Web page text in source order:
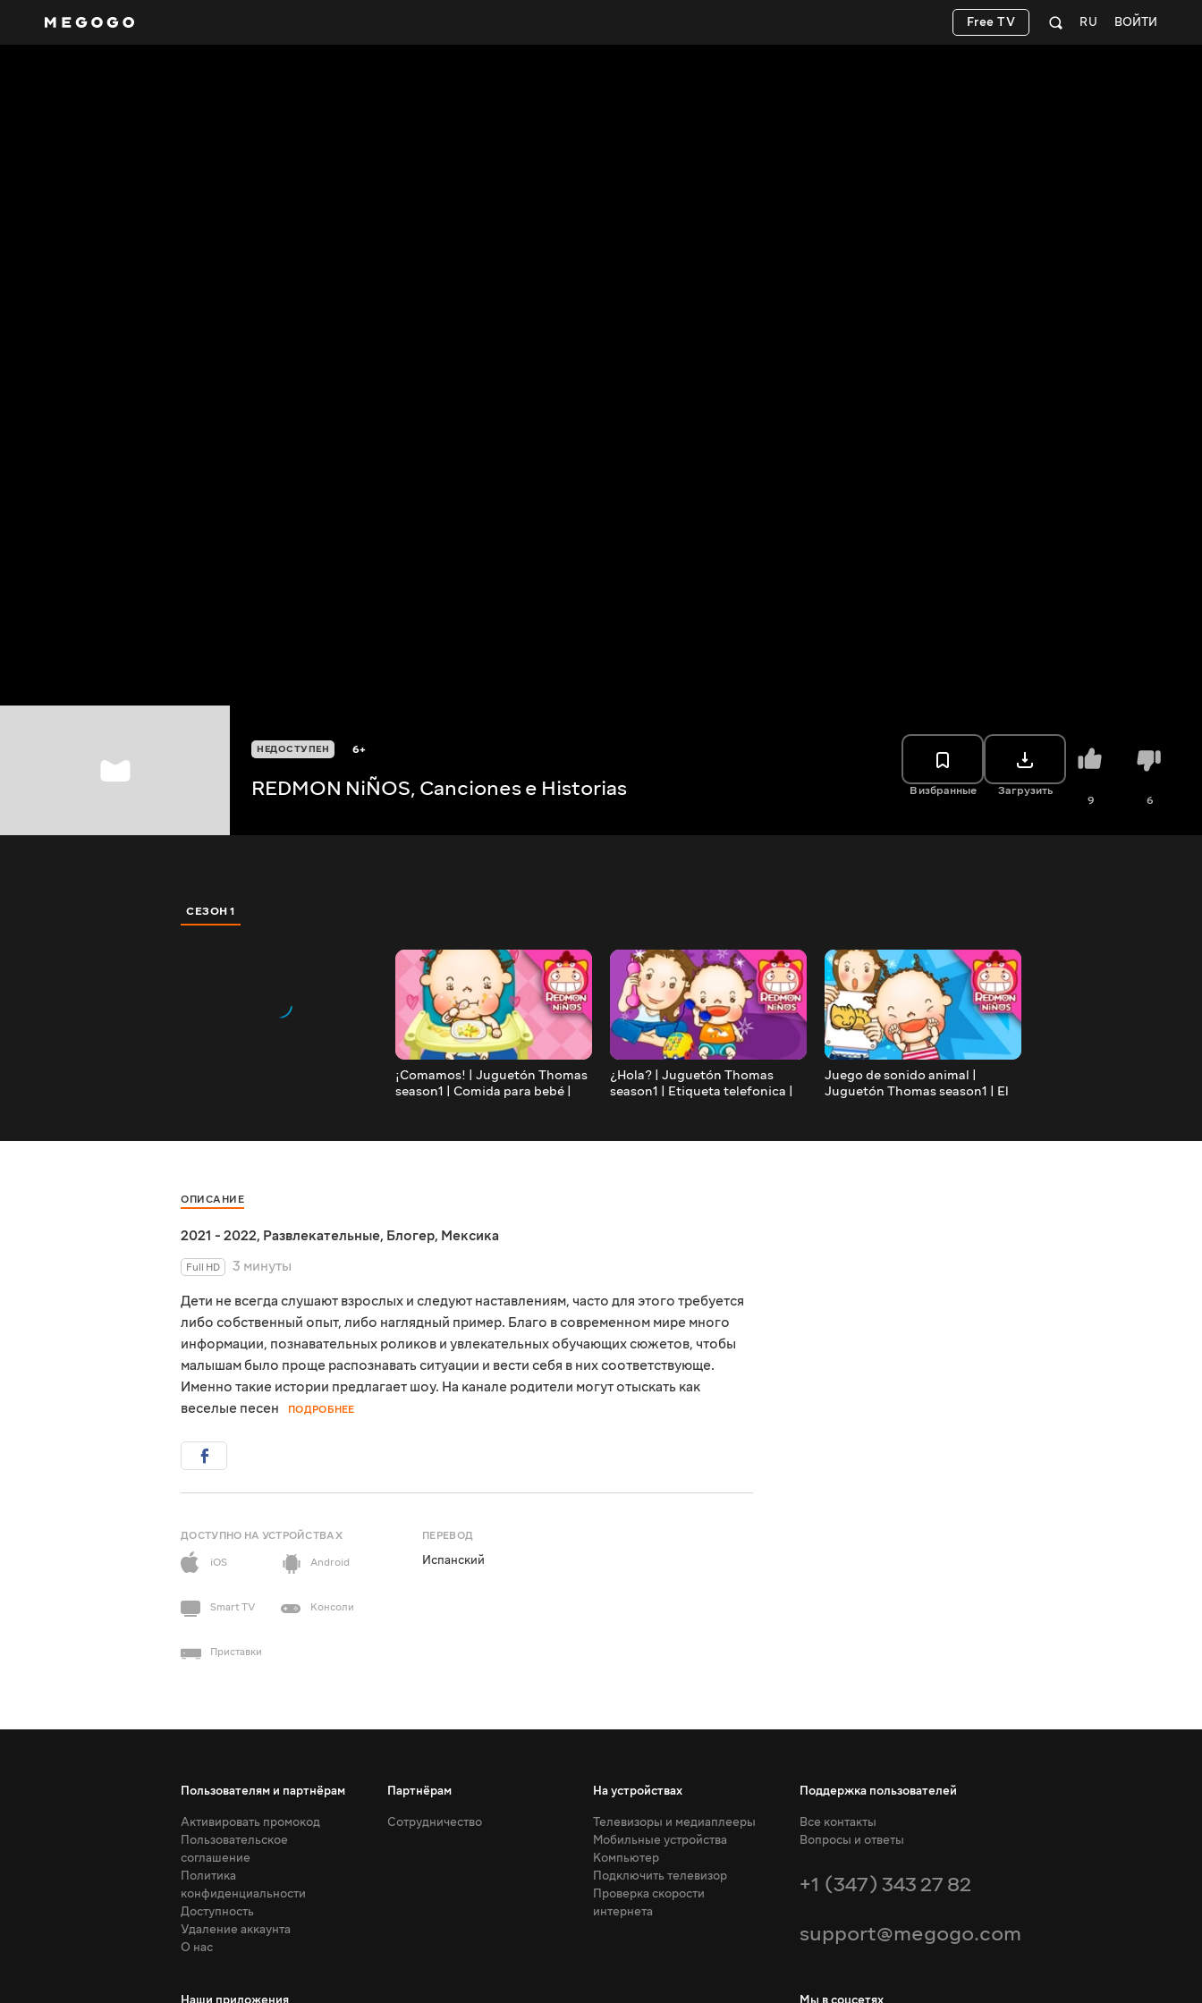
ВОЙТИ
RU
Free TV
НЕДОСТУПЕН 6+
REDMON NiÑOS, Canciones e Historias В избранные Загрузить
9 6
СЕЗОН 1
¡Comamos! | Juguetón Thomas
season1 | Comida para bebé |
¿Hola? | Juguetón Thomas
season1 | Etiqueta telefonica |
Juego de sonido animal |
Juguetón Thomas season1 | El
ОПИСАНИЕ
2021 - 2022, Развлекательные, Блогер, Мексика
Full HD
3 минуты
Дети не всегда слушают взрослых и следуют наставлениям, часто для этого требуется
либо собственный опыт, либо наглядный пример. Благо в современном мире много
информации, познавательных роликов и увлекательных обучающих сюжетов, чтобы
малышам было проще распознавать ситуации и вести себя в них соответствующе.
Именно такие истории предлагает шоу. На канале родители могут отыскать как
веселые песен
ПОДРОБНЕЕ
ДОСТУПНО НА УСТРОЙСТВАХ
iOS
Android
Smart TV Консоли
Приставки
ПЕРЕВОД
Испанский
Пользователям и партнёрам
Активировать промокод
Пользовательское
соглашение
Политика
конфиденциальности
Доступность
Удаление аккаунта
О нас
Партнёрам
Сотрудничество
На устройствах
Телевизоры и медиаплееры
Мобильные устройства
Компьютер
Подключить телевизор
Проверка скорости
интернета
Поддержка пользователей
Все контакты
Вопросы и ответы
+1 (347) 343 27 82
support@megogo.com